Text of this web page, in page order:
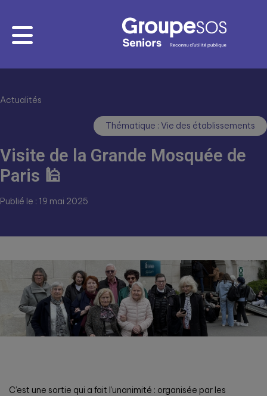
Actualités
Thématique : Vie des établissements
Visite de la Grande Mosquée de
Paris 🕌
Publié le : 19 mai 2025
C’est une sortie qui a fait l’unanimité : organisée par les